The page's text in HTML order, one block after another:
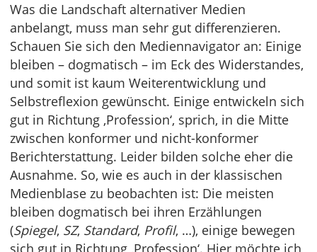
Was die Landschaft alternativer Medien
anbelangt, muss man sehr gut differenzieren.
Schauen Sie sich den Mediennavigator an: Einige
bleiben – dogmatisch – im Eck des Widerstandes,
und somit ist kaum Weiterentwicklung und
Selbstreflexion gewünscht. Einige entwickeln sich
gut in Richtung ‚Profession‘, sprich, in die Mitte
zwischen konformer und nicht-konformer
Berichterstattung. Leider bilden solche eher die
Ausnahme. So, wie es auch in der klassischen
Medienblase zu beobachten ist: Die meisten
bleiben dogmatisch bei ihren Erzählungen
(Spiegel, SZ, Standard, Profil, …), einige bewegen
sich gut in Richtung ‚Profession‘. Hier möchte ich